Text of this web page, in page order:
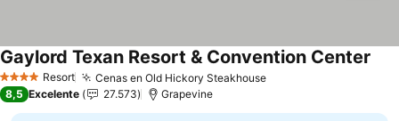
4 EstrellasResort Cenas en Old Hickory Steakhouse
Gaylord Texan Resort & Convention Center
8,5 Excelente 27.573 Grapevine